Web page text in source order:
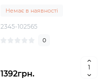
Немає в наявності
2345-102565
0
1392грн.